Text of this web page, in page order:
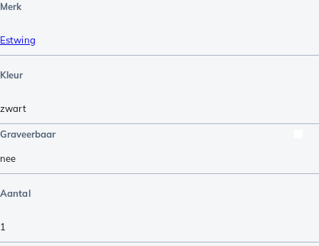
Merk
Estwing
Kleur
zwart
Graveerbaar
nee
Aantal
1